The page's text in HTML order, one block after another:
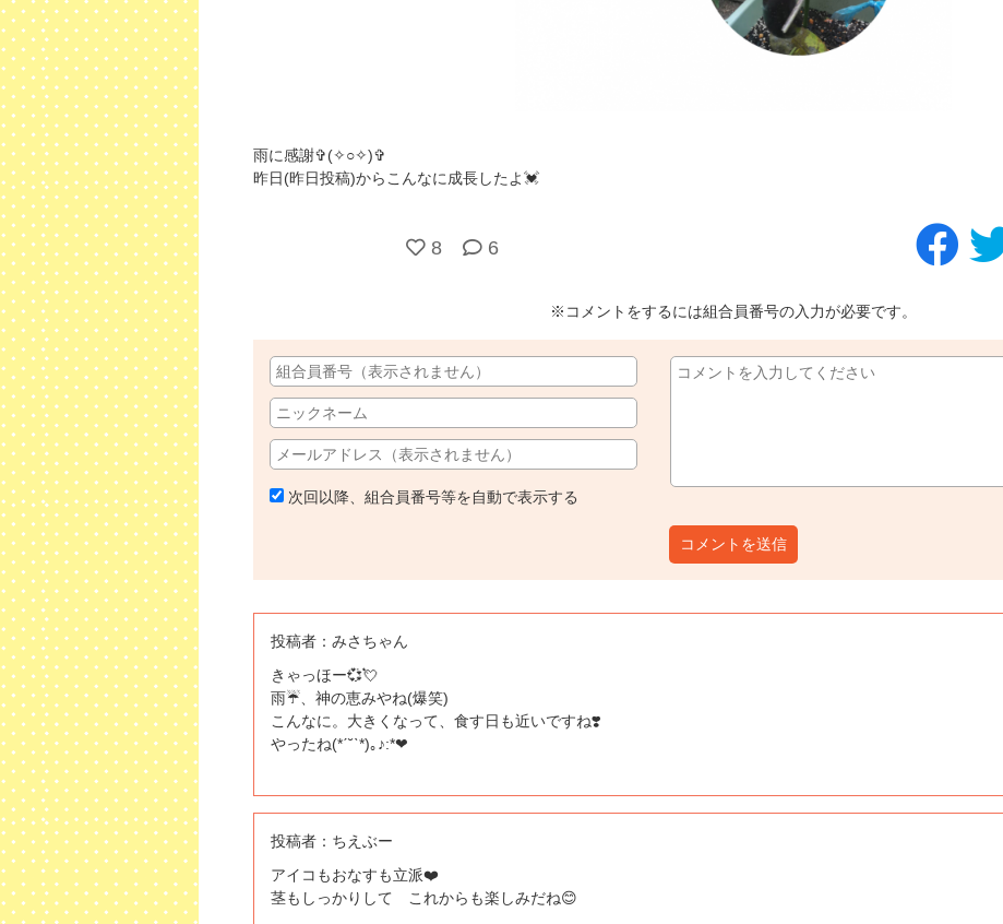
雨に感謝✞(✧○✧)✞
昨日(昨日投稿)からこんなに成長したよ💓
8 6
※コメントをするには組合員番号の入力が必要です。
次回以降、組合員番号等を自動で表示する
コメントを送信
投稿者： みさちゃん
きゃっほー💞💘
雨☔、神の恵みやね(爆笑)
こんなに。大きくなって、食す日も近いですね❣️
やったね(*ˊ˘ˋ*)｡♪:*❤
投稿者： ちえぶー
アイコもおなすも立派❤️
茎もしっかりして これからも楽しみだね😊